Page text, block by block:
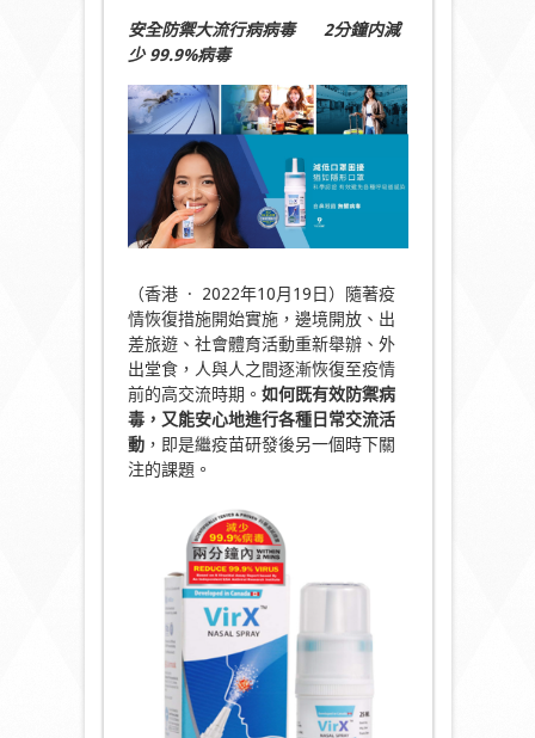
安全防禦大流行病病毒 2分鐘内減
少 99.9%病毒
（香港 · 2022年10月19日）隨著疫
情恢復措施開始實施，邊境開放、出
差旅遊、社會體育活動重新舉辦、外
出堂食，人與人之間逐漸恢復至疫情
前的高交流時期。 如何既有效防禦病
毒，又能安心地進行各種日常交流活
動，即是繼疫苗研發後另一個時下關
注的課題。